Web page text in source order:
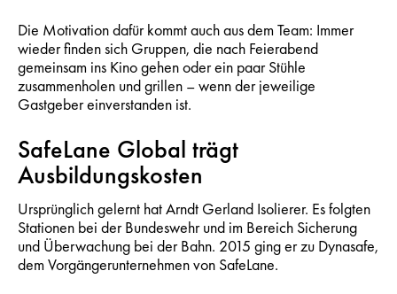
Die Motivation dafür kommt auch aus dem Team: Immer
wieder finden sich Gruppen, die nach Feierabend
gemeinsam ins Kino gehen oder ein paar Stühle
zusammenholen und grillen – wenn der jeweilige
Gastgeber einverstanden ist.
SafeLane Global trägt
Ausbildungskosten
Ursprünglich gelernt hat Arndt Gerland Isolierer. Es folgten
Stationen bei der Bundeswehr und im Bereich Sicherung
und Überwachung bei der Bahn. 2015 ging er zu Dynasafe,
dem Vorgängerunternehmen von SafeLane.